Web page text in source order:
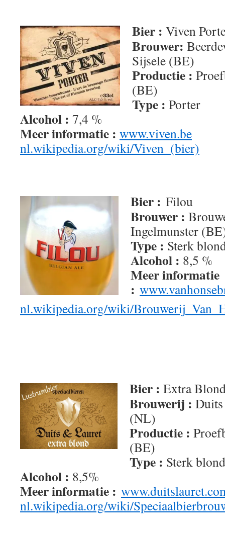
Bier : Viven
Brouwer:
Sijsele (BE)
Productie :
(BE)
Type : Porter
Alcohol : 7,4 %
Meer informatie : www.viven.be
nl.wikipedia.org/wiki/Viven_(bier)
Bier : Filou
Brouwer :
Ingelmunster
Type : Sterk
Alcohol : 8,5 %
Meer informatie
:
nl.wikipedia.org/wiki/
Bier : Extra
Brouwerij :
(NL)
Productie :
(BE)
Type : Sterk
Alcohol : 8,5%
Meer informatie :
nl.wikipedia.org/wiki/